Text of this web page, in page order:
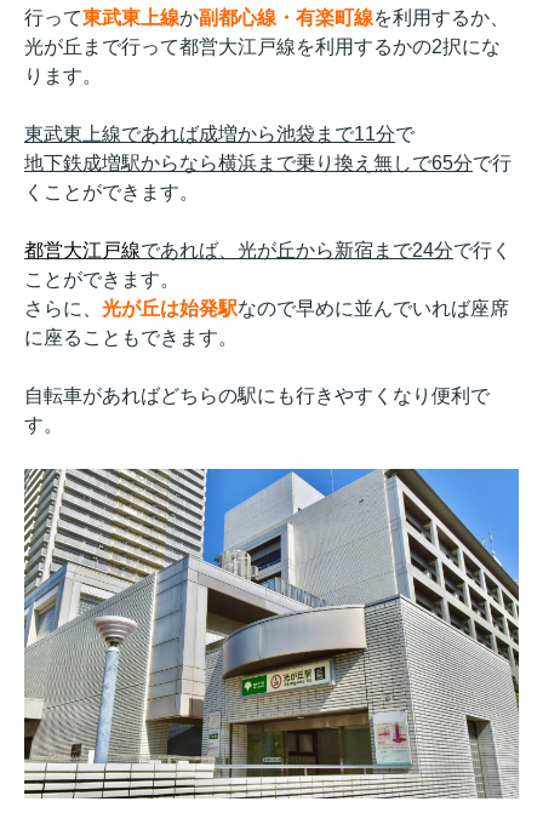
行って東武東上線か副都心線・有楽町線を利用するか、
光が丘まで行って都営大江戸線を利用するかの2択にな
ります。
東武東上線であれば成増から池袋まで11分で
地下鉄成増駅からなら横浜まで乗り換え無しで65分で行
くことができます。
都営大江戸線であれば、光が丘から新宿まで24分で行く
ことができます。
さらに、 光が丘は始発駅なので早めに並んでいれば座席
に座ることもできます。
自転車があればどちらの駅にも行きやすくなり便利で
す。